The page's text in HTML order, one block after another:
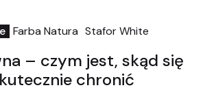
prawdziwy charakter drewna,
Farba Natura Stafor White
04-2026
– czym jest, skąd się
chronić